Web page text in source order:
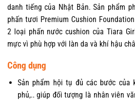
danh tiếng của Nhật Bản. Sản phẩm
phấn tươi Premium Cushion
2 loại phấn nước cushion của Tiara
mực vì phù hợp với làn da và khí hậu
Công dụng
Sản phẩm hội tụ đủ các bước của
phủ,.. giúp đối tượng là nhân viên